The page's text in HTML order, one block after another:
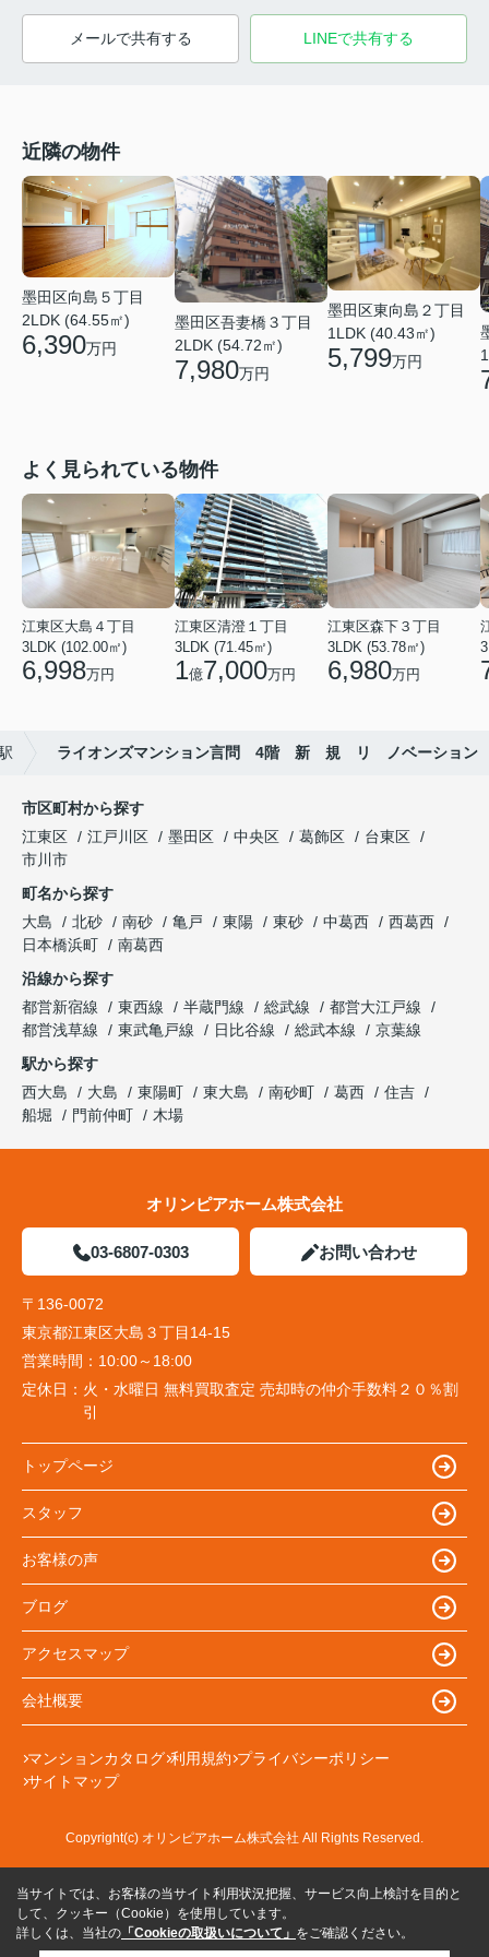
メールで共有する LINEで共有する
近隣の物件
墨田区向島５丁目
2LDK (64.55㎡)
6,390万円
墨田区吾妻橋３丁目
2LDK (54.72㎡)
7,980万円
墨田区東向島２丁目
1LDK (40.43㎡)
5,799万円
よく見られている物件
江東区大島４丁目
3LDK (102.00㎡)
6,998万円
江東区清澄１丁目
3LDK (71.45㎡)
1億7,000万円
江東区森下３丁目
3LDK (53.78㎡)
6,980万円
ライオンズマンション言問 4階 新 規 リ ノベーション
市区町村から探す
江東区
江戸川区 墨田区 中央区 葛飾区
台東区
市川市
町名から探す
大島
北砂 南砂 亀戸 東陽 東砂 中葛西
西葛西
日本橋浜町
南葛西
沿線から探す
都営新宿線
東西線 半蔵門線 総武線
都営大江戸線
都営浅草線
東武亀戸線 日比谷線 総武本線
京葉線
駅から探す
西大島
大島 東陽町 東大島 南砂町 葛西
住吉
船堀
門前仲町 木場
オリンピアホーム株式会社
03-6807-0303 お問い合わせ
〒136-0072
東京都江東区大島３丁目14-15
営業時間： 10:00～18:00
定休日： 火・水曜日 無料買取査定 売却時の仲介手数料２０％割
引
トップページ
スタッフ
お客様の声
ブログ
アクセスマップ
会社概要
マンションカタログ 利用規約 プライバシーポリシー
サイトマップ
Copyright(c) オリンピアホーム株式会社 All Rights Reserved.
当サイトでは、お客様の当サイト利用状況把握、サービス向上検討を目的と
して、クッキー（Cookie）を使用しています。
詳しくは、当社の 「Cookieの取扱いについて」 をご確認ください。